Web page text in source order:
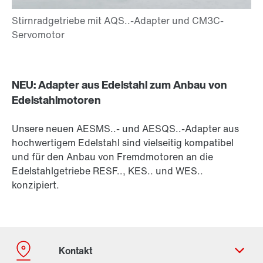
NEU: Adapter aus Edelstahl zum Anbau von
Edelstahlmotoren
Unsere neuen AESMS..- und AESQS..-Adapter aus
hochwertigem Edelstahl sind vielseitig kompatibel
und für den Anbau von Fremdmotoren an die
Edelstahlgetriebe RESF.., KES.. und WES..
konzipiert.